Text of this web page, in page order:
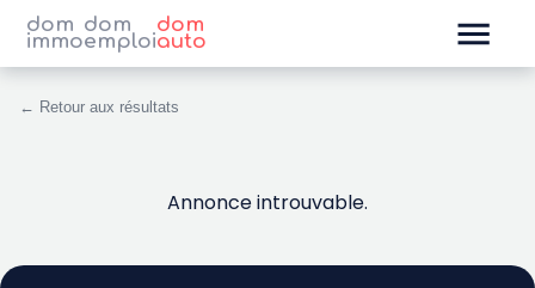
dom
immo
dom
emploi
dom
auto
← Retour aux résultats
Annonce introuvable.